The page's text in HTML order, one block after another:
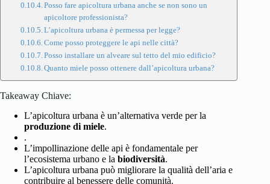
Posso fare apicoltura urbana anche se non sono un
apicoltore professionista?
L’apicoltura urbana è permessa per legge?
Come posso proteggere le api nelle città?
Posso installare un alveare sul tetto del mio edificio?
Quanto miele posso ottenere dall’apicoltura urbana?
Takeaway Chiave:
L’apicoltura urbana è un’alternativa verde per la
produzione di miele.
.
L’impollinazione delle api è fondamentale per
l’ecosistema urbano e la biodiversità.
L’apicoltura urbana può migliorare la qualità dell’aria e
contribuire al benessere delle comunità.